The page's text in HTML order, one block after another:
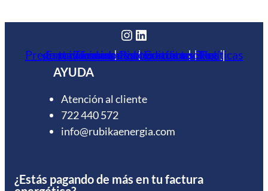
Instagram
LinkedIn
Estudio energético gratuito|Blog|
Preguntas frecuentes|Contacto|
Políticas de privacidad|Políticas de cookies|
Términos y condiciones
AYUDA
Atención al cliente
722 440 572
info@rubikaenergia.com
¿Estás pagando de más en tu factura